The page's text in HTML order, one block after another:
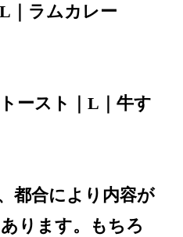
｜ラムカレー
ースト｜L｜牛す
都合により内容が
ります。もちろ